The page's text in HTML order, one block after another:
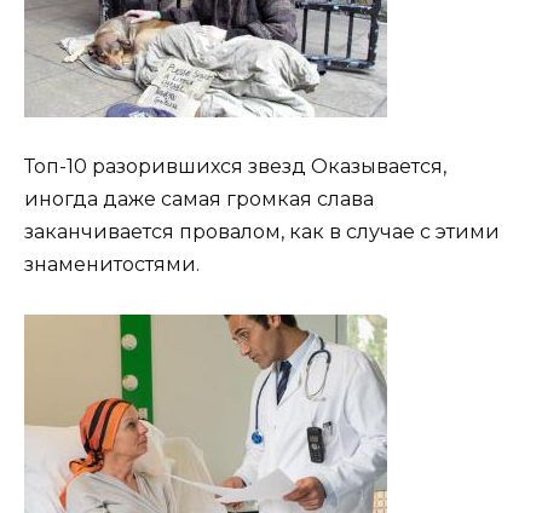
Топ-10 разорившихся звезд Оказывается,
иногда даже самая громкая слава
заканчивается провалом, как в случае с этими
знаменитостями.